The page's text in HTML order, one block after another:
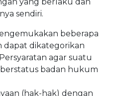
sendiri.
beberapa
dapat dikategorikan
agar suatu
badan hukum
(hak-hak) dengan